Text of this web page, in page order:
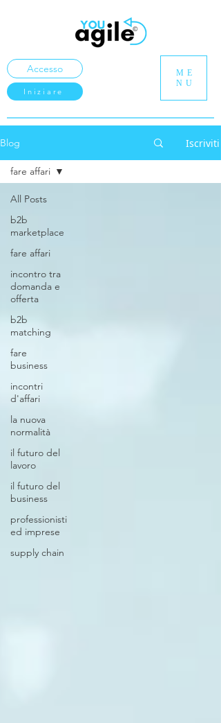
Iniziare
Accesso
ME
NU
Blog Iscriviti
All Posts
b2b
marketplace
fare affari
incontro tra
domanda e
offerta
b2b
matching
fare
business
incontri
d'affari
la nuova
normalità
il futuro del
lavoro
il futuro del
business
professionisti
ed imprese
supply chain
fare affari